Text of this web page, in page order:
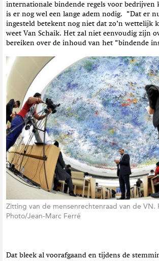
internationale bindende regels voor bedrijven
is er nog wel een lange adem nodig. “Dat er
ingesteld betekent nog niet dat zo’n wettelijk
weet Van Schaik. Het zal niet eenvoudig zijn
bereiken over de inhoud van het “bindende
Zitting van de mensenrechtenraad van de VN.
Photo/Jean-Marc Ferré
Dat bleek al voorafgaand en tijdens de